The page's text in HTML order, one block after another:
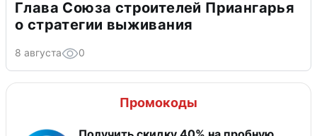
Глава Союза строителей Приангарья
о стратегии выживания
8 августа 0
Промокоды